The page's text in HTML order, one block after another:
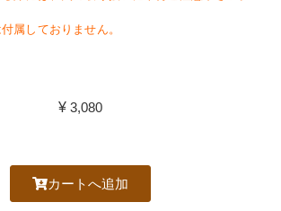
属しておりません。
¥ 3,080
カートへ追加